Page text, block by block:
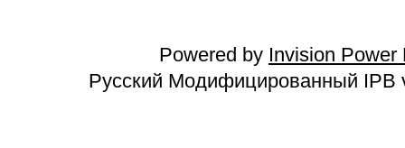
Powered by Invision Power
Русский Модифицированный IPB